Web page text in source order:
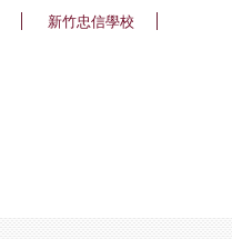
新竹忠信學校